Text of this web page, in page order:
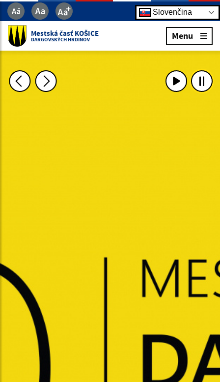
Slovenčina
Mestská časť KOŠICE
DARGOVSKÝCH HRDINOV Menu